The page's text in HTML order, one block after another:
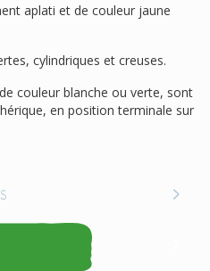
aplati et de couleur jaune
cylindriques et creuses.
couleur blanche ou verte, sont
en position terminale sur